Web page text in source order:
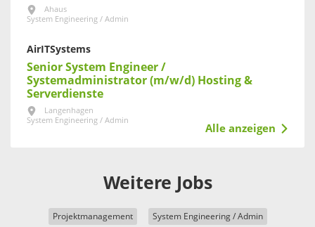
Ahaus
System Engineering / Admin
AirITSystems
Senior System Engineer /
Systemadministrator (m/w/d) Hosting &
Serverdienste
Langenhagen
System Engineering / Admin
Alle anzeigen
Weitere Jobs
Projektmanagement System Engineering / Admin